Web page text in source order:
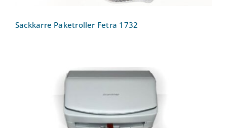
Sackkarre Paketroller Fetra 1732